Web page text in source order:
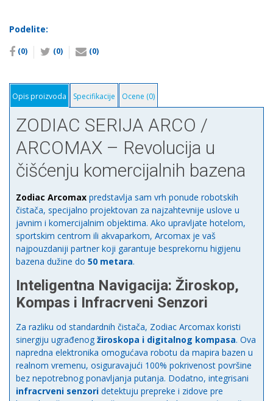
za
bazene
количина
Podelite:
(0) (0) (0)
Opis proizvoda Specifikacije Ocene (0)
ZODIAC SERIJA ARCO /
ARCOMAX – Revolucija u
čišćenju komercijalnih bazena
Zodiac Arcomax predstavlja sam vrh ponude robotskih
čistača, specijalno projektovan za najzahtevnije uslove u
javnim i komercijalnim objektima. Ako upravljate hotelom,
sportskim centrom ili akvaparkom, Arcomax je vaš
najpouzdaniji partner koji garantuje besprekornu higijenu
bazena dužine do 50 metara.
Inteligentna Navigacija: Žiroskop,
Kompas i Infracrveni Senzori
Za razliku od standardnih čistača, Zodiac Arcomax koristi
sinergiju ugrađenog žiroskopa i digitalnog kompasa. Ova
napredna elektronika omogućava robotu da mapira bazen u
realnom vremenu, osiguravajući 100% pokrivenost površine
bez nepotrebnog ponavljanja putanja. Dodatno, integrisani
infracrveni senzori detektuju prepreke i zidove pre